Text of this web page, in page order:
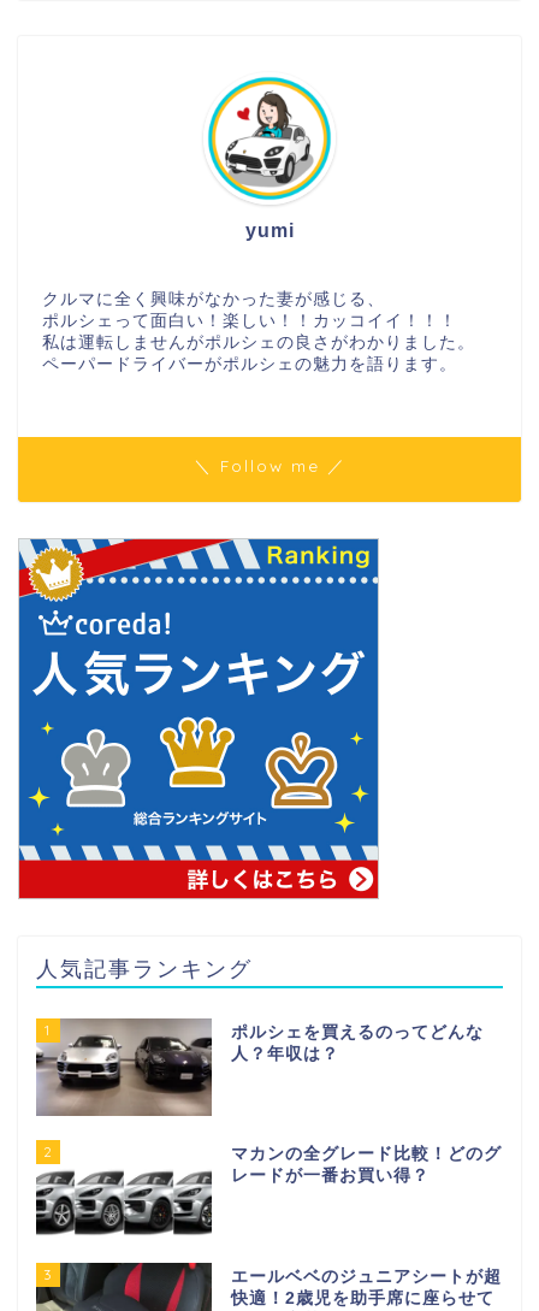
yumi
クルマに全く興味がなかった妻が感じる、
ポルシェって面白い！楽しい！！カッコイイ！！！
私は運転しませんがポルシェの良さがわかりました。
ペーパードライバーがポルシェの魅力を語ります。
＼ Follow me ／
人気記事ランキング
1
ポルシェを買えるのってどんな
人？年収は？
2
マカンの全グレード比較！どのグ
レードが一番お買い得？
3
エールベベのジュニアシートが超
快適！2歳児を助手席に座らせて